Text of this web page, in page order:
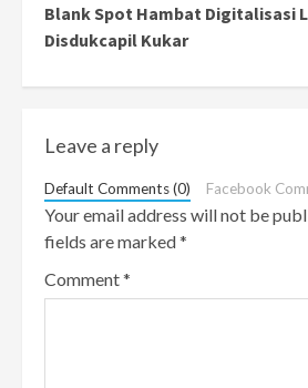
Blank Spot Hambat Digitalisasi
Disdukcapil Kukar
Leave a reply
Default Comments (0) Facebook
Your email address will not be
fields are marked*
Comment*